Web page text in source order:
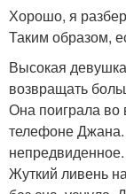
Хорошо, я
Таким образом,
Высокая
возвращать
Она поиграла во
телефоне
Жуткий ливень